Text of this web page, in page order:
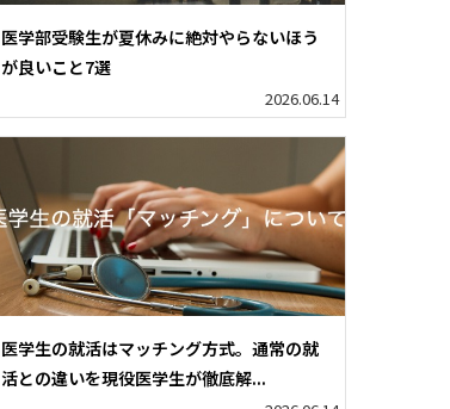
医学部受験生が夏休みに絶対やらないほう
が良いこと7選
2026.06.14
医学生の就活はマッチング方式。通常の就
活との違いを現役医学生が徹底解...